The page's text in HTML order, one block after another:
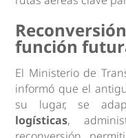
función
El Ministerio de
informó que el
su lugar, se
logísticas,